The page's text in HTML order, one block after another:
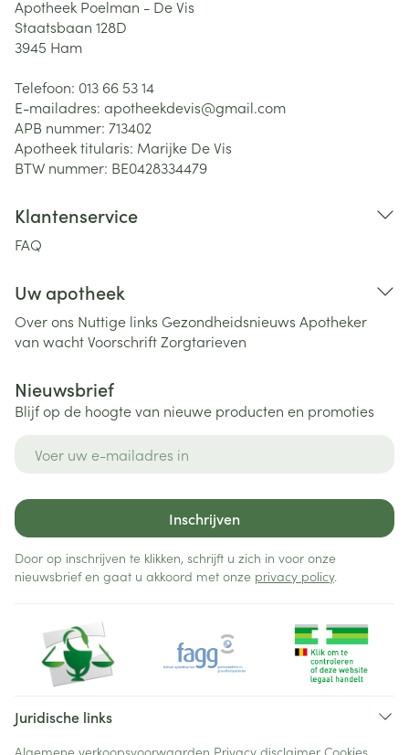
Apotheek Poelman - De Vis
Staatsbaan 128D
3945 Ham
Telefoon: 013 66 53 14
E-mailadres: apotheekdevis@gmail.com
APB nummer: 713402
Apotheek titularis: Marijke De Vis
BTW nummer: BE0428334479
Klantenservice
FAQ
Uw apotheek
Over ons Nuttige links Gezondheidsnieuws Apotheker
van wachtVoorschriftZorgtarieven
Nieuwsbrief
Blijf op de hoogte van nieuwe producten en promoties
Inschrijven
Door op inschrijven te klikken, schrijft u zich in voor onze
nieuwsbrief en gaat u akkoord met onze privacy policy.
Juridische links
Algemene verkoopsvoorwaarden Privacy disclaimer Cookies